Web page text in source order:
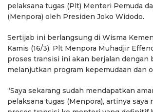
pelaksana tugas (Plt) Menteri Pemuda
(Menpora) oleh Presiden Joko Widodo.
Sertijab ini berlangsung di Wisma
Kamis (16/3). Plt Menpora Muhadjir
proses transisi ini akan berjalan dengan
melanjutkan program kepemudaan dan
“Saya sekarang sudah mendapatkan
pelaksana tugas (Menpora), artinya saya